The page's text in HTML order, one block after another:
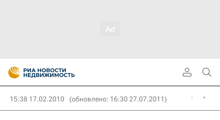
15:38 17.02.2010 (обновлено: 16:30 27.07.2011)